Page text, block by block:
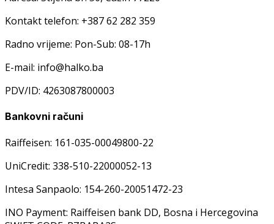
Kontakt telefon: +387 62 282 359
Radno vrijeme: Pon-Sub: 08-17h
E-mail: info@halko.ba
PDV/ID: 4263087800003
Bankovni računi
Raiffeisen: 161-035-00049800-22
UniCredit: 338-510-22000052-13
Intesa Sanpaolo: 154-260-20051472-23
INO Payment: Raiffeisen bank DD, Bosna i Hercegovina